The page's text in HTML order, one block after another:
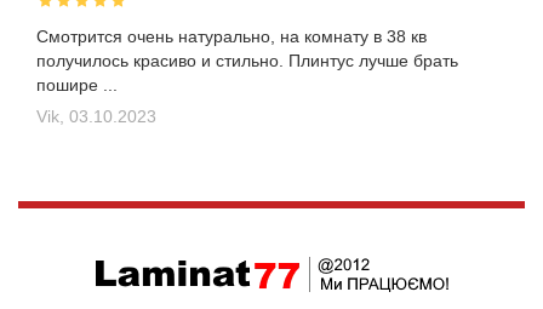
Смотрится очень натурально, на комнату в 38 кв
получилось красиво и стильно. Плинтус лучше брать
пошире ...
Vik, 03.10.2023